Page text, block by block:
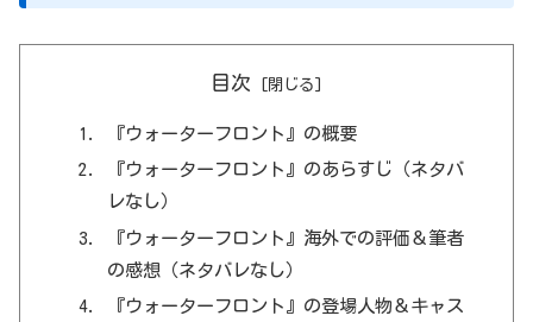
目次
『ウォーターフロント』の概要
『ウォーターフロント』のあらすじ（ネタバ
レなし）
『ウォーターフロント』海外での評価＆筆者
の感想（ネタバレなし）
『ウォーターフロント』の登場人物＆キャス